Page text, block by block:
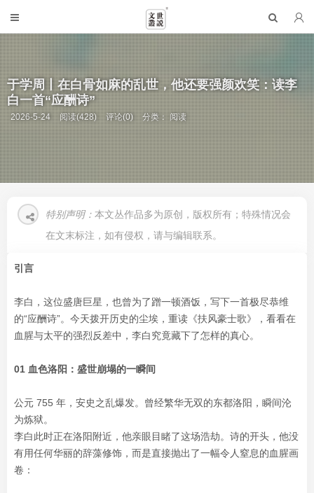
于学周丨在白骨如麻的乱世，他还要强颜欢笑：读李
白一首“应酬诗”
2026-5-24 阅读(428) 评论(0) 分类：阅读
特别声明： 本文丛作品多为原创，版权所有；特殊情况会
在文末标注，如有侵权，请与编辑联系。
引言
李白，这位盛唐巨星，也曾为了蹭一顿酒饭，写下一首极尽恭维
的“应酬诗”。今天拨开历史的尘埃，重读《扶风豪士歌》，看看在
血腥与太平的强烈反差中，李白究竟藏下了怎样的真心。
01 血色洛阳：盛世崩塌的一瞬间
公元 755 年，安史之乱爆发。曾经繁华无双的东都洛阳，瞬间沦
为炼狱。
李白此时正在洛阳附近，他亲眼目睹了这场浩劫。诗的开头，他没
有用任何华丽的辞藻修饰，而是直接抛出了一幅令人窒息的血腥画
卷：